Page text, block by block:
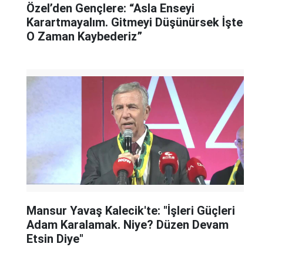
Özel’den Gençlere: “Asla Enseyi
Karartmayalım. Gitmeyi Düşünürsek İşte
O Zaman Kaybederiz”
Mansur Yavaş Kalecik'te: "İşleri Güçleri
Adam Karalamak. Niye? Düzen Devam
Etsin Diye"